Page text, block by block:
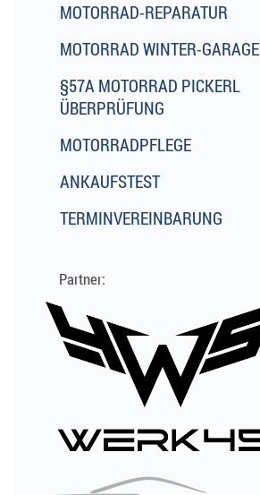
MOTORRAD-REPARATUR
MOTORRAD WINTER-GARAGE
§57A MOTORRAD PICKERL
ÜBERPRÜFUNG
MOTORRADPFLEGE
ANKAUFSTEST
TERMINVEREINBARUNG